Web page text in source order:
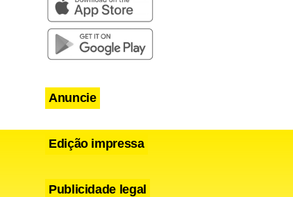
Anuncie
Edição impressa
Publicidade legal